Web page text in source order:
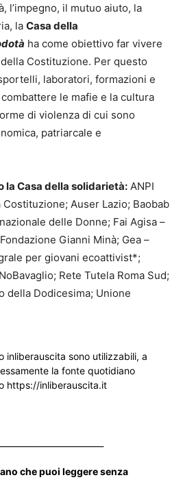
l’impegno, il mutuo aiuto, la
la Casa della
ha come obiettivo far vivere
Costituzione. Per questo
laboratori, formazioni e
le mafie e la cultura
di violenza di cui sono
patriarcale e
la Casa della solidarietà: ANPI
Costituzione; Auser Lazio; Baobab
delle Donne; Fai Agisa –
Gianni Minà; Gea –
per giovani ecoattivist*;
Rete Tutela Roma Sud;
della Dodicesima; Unione
inliberauscita sono utilizzabili, a
la fonte quotidiano
https://inliberauscita.it
che puoi leggere senza